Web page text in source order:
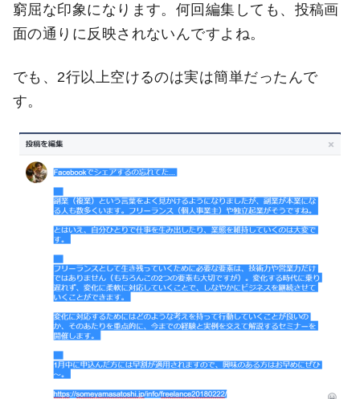
窮屈な印象になります。何回編集しても、投稿画
面の通りに反映されないんですよね。
でも、2行以上空けるのは実は簡単だったんで
す。